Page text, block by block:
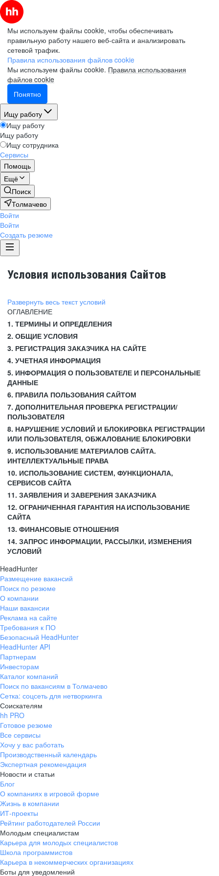
Мы используем файлы cookie, чтобы обеспечивать
правильную работу нашего веб-сайта и анализировать
сетевой трафик.
Правила использования файлов cookie
Мы используем файлы cookie. Правила использования
файлов cookie
Понятно
Ищу работу
Ищу работу
Ищу работу
Ищу сотрудника
Сервисы
Помощь
Ещё
Поиск
Толмачево
Войти
Войти
Создать резюме
Условия использования Сайтов
Развернуть весь текст условий
ОГЛАВЛЕНИЕ
1. ТЕРМИНЫ И ОПРЕДЕЛЕНИЯ
2. ОБЩИЕ УСЛОВИЯ
3. РЕГИСТРАЦИЯ ЗАКАЗЧИКА НА САЙТЕ
4. УЧЕТНАЯ ИНФОРМАЦИЯ
5. ИНФОРМАЦИЯ О ПОЛЬЗОВАТЕЛЕ И ПЕРСОНАЛЬНЫЕ
ДАННЫЕ
6. ПРАВИЛА ПОЛЬЗОВАНИЯ САЙТОМ
7. ДОПОЛНИТЕЛЬНАЯ ПРОВЕРКА РЕГИСТРАЦИИ/
ПОЛЬЗОВАТЕЛЯ
8. НАРУШЕНИЕ УСЛОВИЙ И БЛОКИРОВКА РЕГИСТРАЦИИ
ИЛИ ПОЛЬЗОВАТЕЛЯ, ОБЖАЛОВАНИЕ БЛОКИРОВКИ
9. ИСПОЛЬЗОВАНИЕ МАТЕРИАЛОВ САЙТА.
ИНТЕЛЛЕКТУАЛЬНЫЕ ПРАВА
10. ИСПОЛЬЗОВАНИЕ СИСТЕМ, ФУНКЦИОНАЛА,
СЕРВИСОВ САЙТА
11. ЗАЯВЛЕНИЯ И ЗАВЕРЕНИЯ ЗАКАЗЧИКА
12. ОГРАНИЧЕННАЯ ГАРАНТИЯ НА ИСПОЛЬЗОВАНИЕ
САЙТА
13. ФИНАНСОВЫЕ ОТНОШЕНИЯ
14. ЗАПРОС ИНФОРМАЦИИ, РАССЫЛКИ, ИЗМЕНЕНИЯ
УСЛОВИЙ
HeadHunter
Размещение вакансий
Поиск по резюме
О компании
Наши вакансии
Реклама на сайте
Требования к ПО
Безопасный HeadHunter
HeadHunter API
Партнерам
Инвесторам
Каталог компаний
Поиск по вакансиям в Толмачево
Сетка: соцсеть для нетворкинга
Соискателям
hh PRO
Готовое резюме
Все сервисы
Хочу у вас работать
Производственный календарь
Экспертная рекомендация
Новости и статьи
Блог
О компаниях в игровой форме
Жизнь в компании
ИТ-проекты
Рейтинг работодателей России
Молодым специалистам
Карьера для молодых специалистов
Школа программистов
Карьера в некоммерческих организациях
Боты для уведомлений